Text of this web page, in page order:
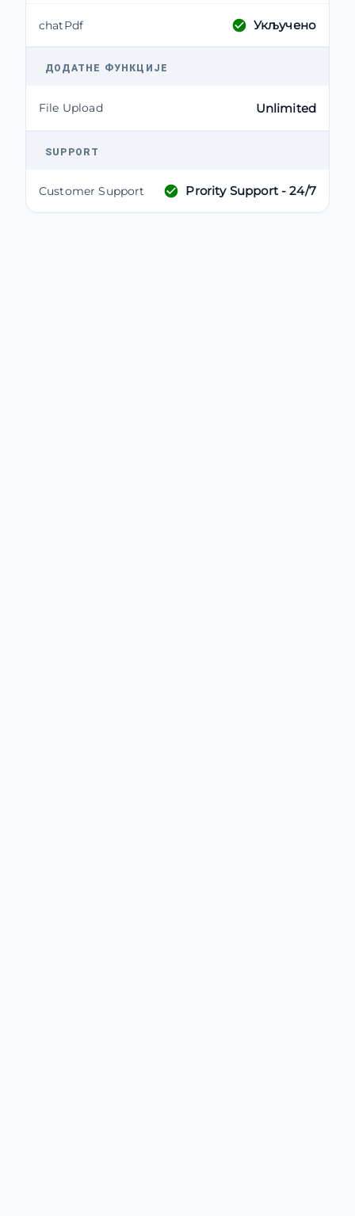
chatPdf Укључено
ДОДАТНЕ ФУНКЦИЈЕ
File Upload Unlimited
SUPPORT
Customer Support Prority Support - 24/7